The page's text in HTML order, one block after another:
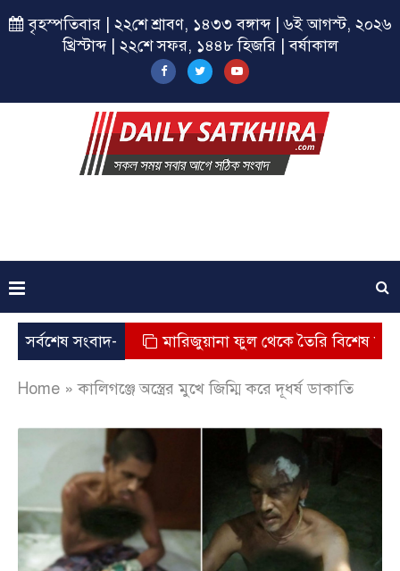
বৃহস্পতিবার | ২২শে শ্রাবণ, ১৪৩৩ বঙ্গাব্দ | ৬ই আগস্ট, ২০২৬
খ্রিস্টাব্দ | ২২শে সফর, ১৪৪৮ হিজরি | বর্ষাকাল
সর্বশেষ সংবাদ-
মৃত্যু মারিজুয়ানা ফুল থেকে তৈরি বিশেষ মাদক কুশ
Home »কালিগঞ্জে অস্ত্রের মুখে জিম্মি করে দূধর্ষ ডাকাতি